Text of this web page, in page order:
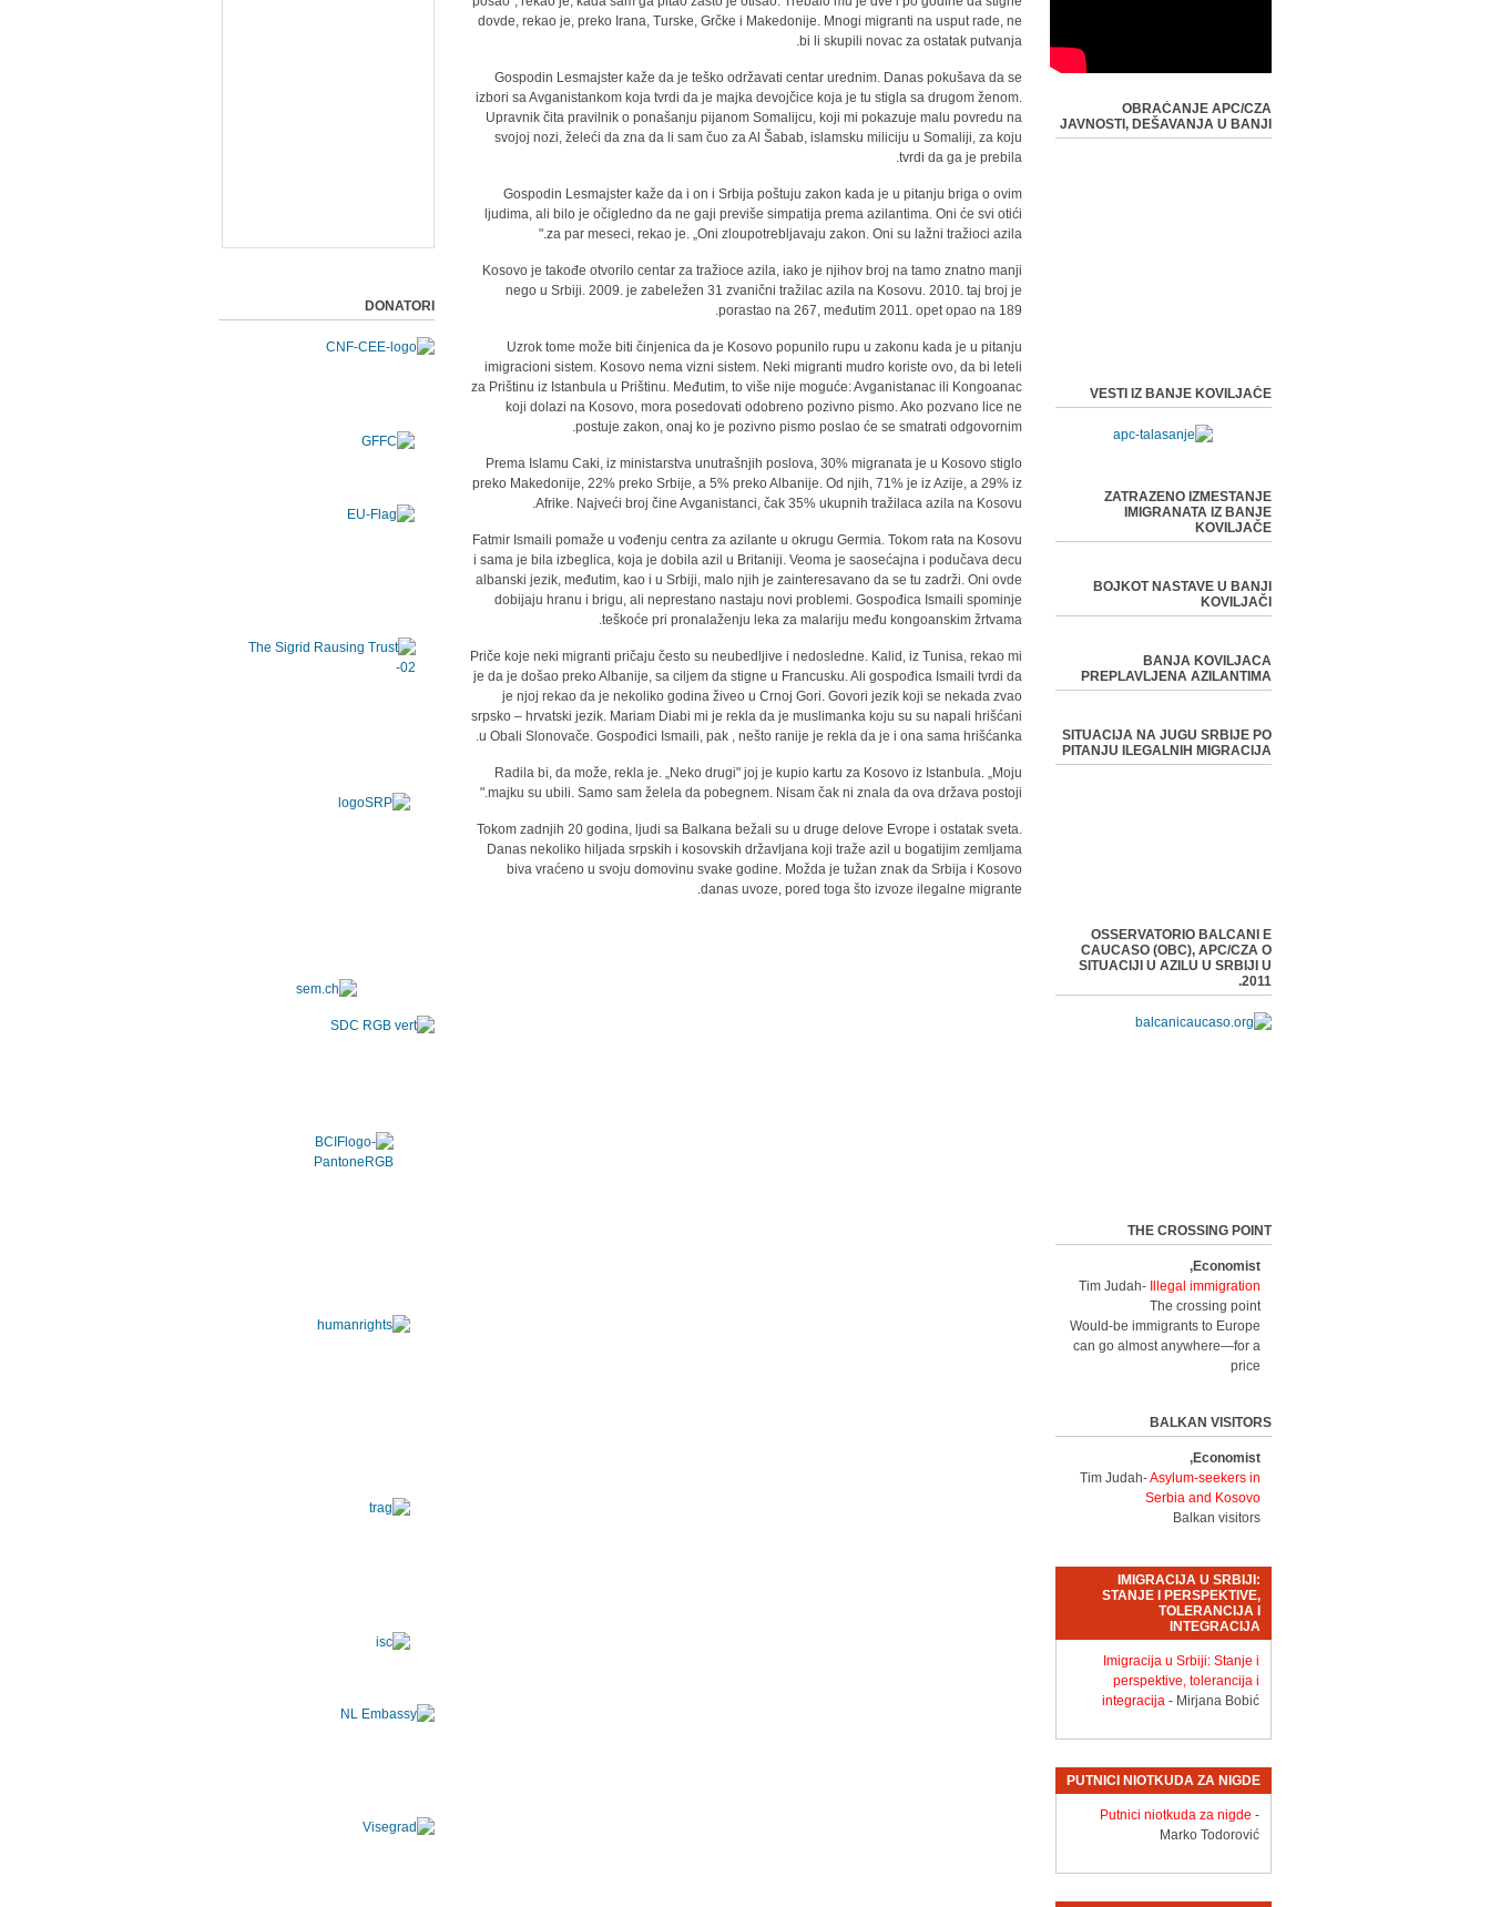
dovde, rekao je, preko Irana, Turske, Grčke i Makedonije. Mnogi migranti na usput rade, ne
bi li skupili novac za ostatak putvanja.
Gospodin Lesmajster kaže da je teško održavati centar urednim. Danas pokušava da se
izbori sa Avganistankom koja tvrdi da je majka devojčice koja je tu stigla sa drugom ženom.
Upravnik čita pravilnik o ponašanju pijanom Somalijcu, koji mi pokazuje malu povredu na
svojoj nozi, želeći da zna da li sam čuo za Al Šabab, islamsku miliciju u Somaliji, za koju
tvrdi da ga je prebila.
Gospodin Lesmajster kaže da i on i Srbija poštuju zakon kada je u pitanju briga o ovim
ljudima, ali bilo je očigledno da ne gaji previše simpatija prema azilantima. Oni će svi otići
za par meseci, rekao je. „Oni zloupotrebljavaju zakon. Oni su lažni tražioci azila."
Kosovo je takođe otvorilo centar za tražioce azila, iako je njihov broj na tamo znatno manji
nego u Srbiji. 2009. je zabeležen 31 zvanični tražilac azila na Kosovu. 2010. taj broj je
porastao na 267, međutim 2011. opet opao na 189.
Uzrok tome može biti činjenica da je Kosovo popunilo rupu u zakonu kada je u pitanju
imigracioni sistem. Kosovo nema vizni sistem. Neki migranti mudro koriste ovo, da bi leteli
za Prištinu iz Istanbula u Prištinu. Međutim, to više nije moguće: Avganistanac ili Kongoanac
koji dolazi na Kosovo, mora posedovati odobreno pozivno pismo. Ako pozvano lice ne
postuje zakon, onaj ko je pozivno pismo poslao će se smatrati odgovornim.
Prema Islamu Caki, iz ministarstva unutrašnjih poslova, 30% migranata je u Kosovo stiglo
preko Makedonije, 22% preko Srbije, a 5% preko Albanije. Od njih, 71% je iz Azije, a 29% iz
Afrike. Najveći broj čine Avganistanci, čak 35% ukupnih tražilaca azila na Kosovu.
Fatmir Ismaili pomaže u vođenju centra za azilante u okrugu Germia. Tokom rata na Kosovu
i sama je bila izbeglica, koja je dobila azil u Britaniji. Veoma je saosećajna i podučava decu
albanski jezik, međutim, kao i u Srbiji, malo njih je zainteresavano da se tu zadrži. Oni ovde
dobijaju hranu i brigu, ali neprestano nastaju novi problemi. Gospođica Ismaili spominje
teškoće pri pronalaženju leka za malariju među kongoanskim žrtvama.
Priče koje neki migranti pričaju često su neubedljive i nedosledne. Kalid, iz Tunisa, rekao mi
je da je došao preko Albanije, sa ciljem da stigne u Francusku. Ali gospođica Ismaili tvrdi da
je njoj rekao da je nekoliko godina živeo u Crnoj Gori. Govori jezik koji se nekada zvao
srpsko – hrvatski jezik. Mariam Diabi mi je rekla da je muslimanka koju su su napali hrišćani
u Obali Slonovače. Gospođici Ismaili, pak , nešto ranije je rekla da je i ona sama hrišćanka.
Radila bi, da može, rekla je. „Neko drugi" joj je kupio kartu za Kosovo iz Istanbula. „Moju
majku su ubili. Samo sam želela da pobegnem. Nisam čak ni znala da ova država postoji."
Tokom zadnjih 20 godina, ljudi sa Balkana bežali su u druge delove Evrope i ostatak sveta.
Danas nekoliko hiljada srpskih i kosovskih državljana koji traže azil u bogatijim zemljama
biva vraćeno u svoju domovinu svake godine. Možda je tužan znak da Srbija i Kosovo
danas uvoze, pored toga što izvoze ilegalne migrante.
DONATORI
OBRAĆANJE APC/CZA
JAVNOSTI, DEŠAVANJA U BANJI
VESTI IZ BANJE KOVILJAČE
ZATRAZENO IZMESTANJE
IMIGRANATA IZ BANJE
KOVILJAČE
BOJKOT NASTAVE U BANJI
KOVILJAČI
BANJA KOVILJACA
PREPLAVLJENA AZILANTIMA
SITUACIJA NA JUGU SRBIJE PO
PITANJU ILEGALNIH MIGRACIJA
OSSERVATORIO BALCANI E
CAUCASO (OBC), APC/CZA O
SITUACIJI U AZILU U SRBIJI U
2011.
THE CROSSING POINT
Economist,
Tim Judah-
Illegal immigration
The crossing point
Would-be immigrants to Europe
can go almost anywhere—for a
price
BALKAN VISITORS
Economist,
Tim Judah-Asylum-seekers in
Serbia and Kosovo
Balkan visitors
IMIGRACIJA U SRBIJI:
STANJE I PERSPEKTIVE,
TOLERANCIJA I
INTEGRACIJA
Imigracija u Srbiji: Stanje i
perspektive, tolerancija i
integracija - Mirjana Bobić
PUTNICI NIOTKUDA ZA NIGDE
Putnici niotkuda za nigde -
Marko Todorović